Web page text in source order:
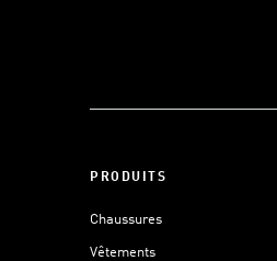
PRODUITS
Chaussures
Vêtements